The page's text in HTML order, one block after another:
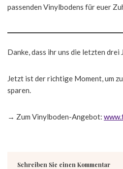
passenden Vinylbodens für euer
Danke, dass ihr uns die letzten
Jetzt ist der richtige Moment, um
sparen.
→ Zum Vinylboden-Angebot:
Schreiben Sie einen Kommentar